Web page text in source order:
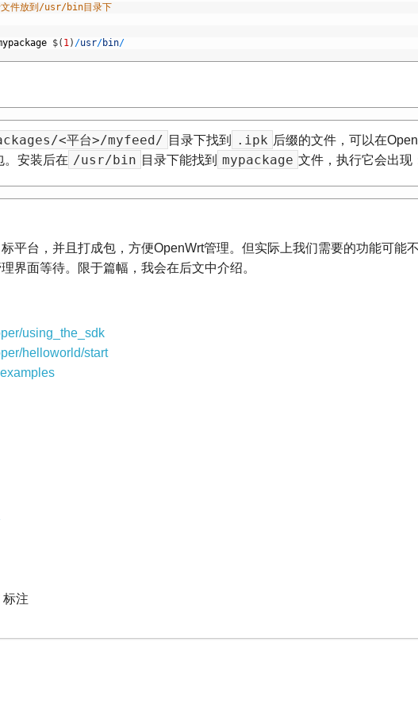
文件放到/usr/bin目录下
$( 1 ) /usr/bin/
<平台>/myfeed/ 目录下找到 .ipk 后缀的文件，可以在
。安装后在 /usr/bin 目录下能找到 mypackage 文件，执行它会出现
平台，并且打成包，方便OpenWrt管理。但实际上我们需要的功能可能
界面等待。限于篇幅，我会在后文中介绍。
using_the_sdk
helloworld/start
标注